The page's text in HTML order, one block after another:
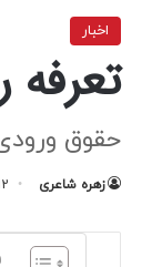
اخبار
حقوق
زهره شاعری